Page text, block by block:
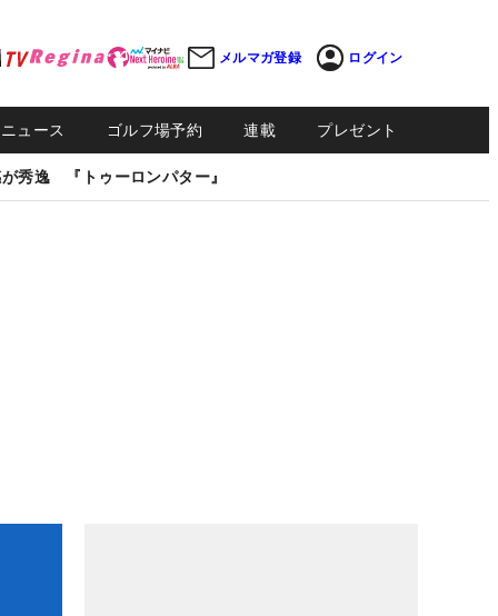
メルマガ登録 ログイン
ュース ゴルフ場予約 連載 プレゼント
秀逸 『トゥーロンパター』